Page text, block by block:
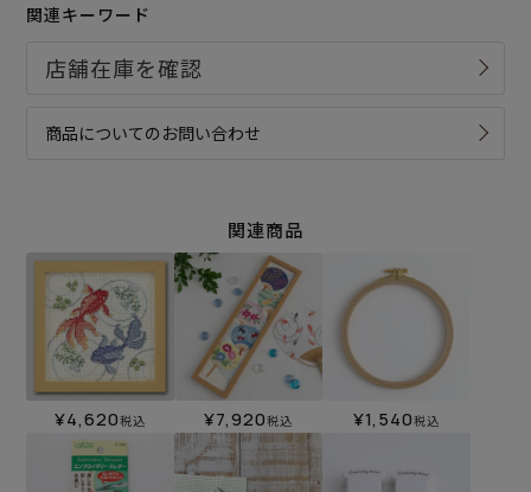
関連キーワード
商品についてのお問い合わせ
関連商品
¥4,620税込 ¥7,920税込 ¥1,540税込